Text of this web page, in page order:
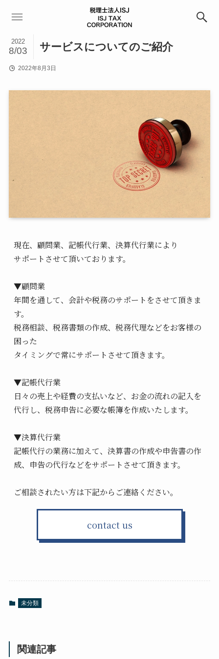
サービスについてのご紹介
2022
8/03
2022年8月3日
現在、顧問業、記帳代行業、決算代行業により
サポートさせて頂いております。
▼顧問業
年間を通して、会計や税務のサポートをさせて頂きま
す。
税務相談、税務書類の作成、税務代理などをお客様の
困った
タイミングで常にサポートさせて頂きます。
▼記帳代行業
日々の売上や経費の支払いなど、お金の流れの記入を
代行し、税務申告に必要な帳簿を作成いたします。
▼決算代行業
記帳代行の業務に加えて、決算書の作成や申告書の作
成、申告の代行などをサポートさせて頂きます。
ご相談されたい方は下記からご連絡ください。
contact us
未分類
関連記事